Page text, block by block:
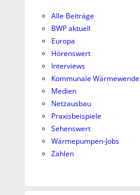
Alle Beiträge
BWP aktuell
Europa
Hörenswert
Interviews
Kommunale Wärmewende
Medien
Netzausbau
Praxisbeispiele
Sehenswert
Wärmepumpen-Jobs
Zahlen